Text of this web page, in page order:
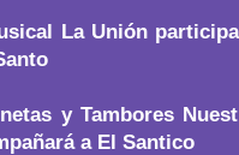
La Unión
y Tambores
a El Santico